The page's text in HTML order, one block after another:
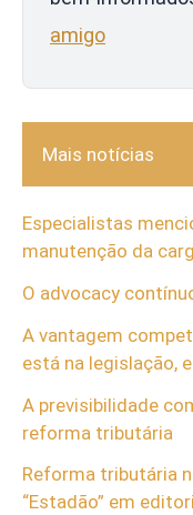
amigo
Mais notícias
Especialistas
manutenção da
O advocacy
A vantagem
está na legislação,
A previsibilidade
reforma tributária
Reforma tributária
“Estadão” em